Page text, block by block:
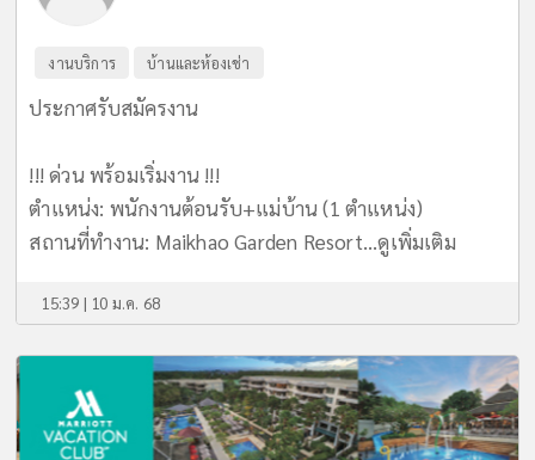
งานบริการ บ้านและห้องเช่า
ประกาศรับสมัครงาน
!!! ด่วน พร้อมเริ่มงาน !!!
ตำแหน่ง: พนักงานต้อนรับ+แม่บ้าน (1 ตำแหน่ง)
สถานที่ทำงาน: Maikhao Garden Resort...ดูเพิ่มเติม
15:39 | 10 ม.ค. 68